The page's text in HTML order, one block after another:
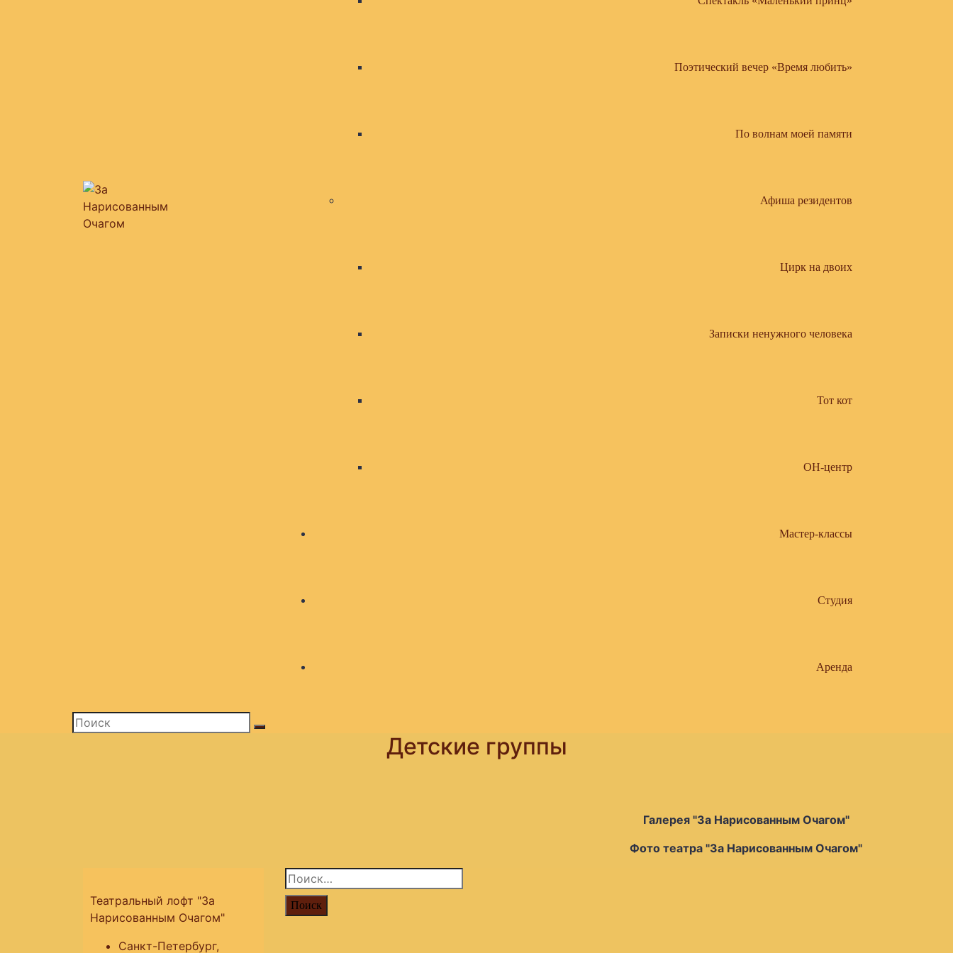
Поэтический вечер «Время любить»
По волнам моей памяти
Афиша резидентов
Цирк на двоих
Записки ненужного человека
Тот кот
ОН-центр
Мастер-классы
Студия
Аренда
Детские группы
Галерея "За Нарисованным Очагом"
Фото театра "За Нарисованным Очагом"
Театральный лофт "За
Нарисованным Очагом"
Санкт-Петербург,
Найти: